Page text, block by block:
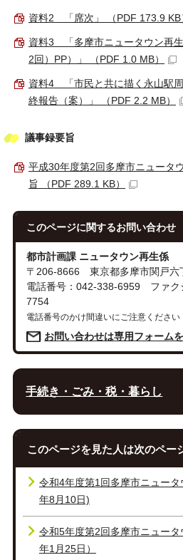
資料2 「席次」 （PDF 173.9 KB
資料3 「多摩市ニュータウン再
2回）PP）」 （PDF 1.0 MB）
資料4 「市民と共に描く永山駅
終報告（案）」 （PDF 2.2 MB）
議事録要旨
平成30年度第2回多摩市ニュー
旨 （PDF 289.1 KB）
このページに関するお問い合わせ
都市計画課 ニュータウン再生係
〒206-8666 東京都多摩市関戸六
電話番号：042-338-6959 ファク
7754
電話番号のかけ間違いにご注意ください
お問い合わせは専用フォーム
手続き・ごみ・税・暮らし
このページを見た人は次のペー
令和4年度第1回多摩市ニュー
年8月10日)
令和5年度第2回多摩市ニュー
年1月25日）